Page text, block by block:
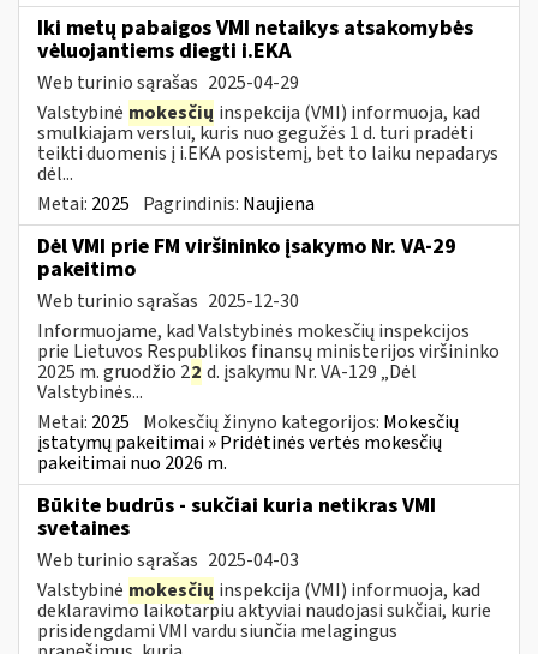
Iki metų pabaigos VMI netaikys atsakomybės
vėluojantiems diegti i.EKA
Web turinio sąrašas 2025-04-29
Valstybinė mokesčių inspekcija (VMI) informuoja, kad
smulkiajam verslui, kuris nuo gegužės 1 d. turi pradėti
teikti duomenis į i.EKA posistemį, bet to laiku nepadarys
dėl...
Metai: 2025 Pagrindinis: Naujiena
Dėl VMI prie FM viršininko įsakymo Nr. VA-29
pakeitimo
Web turinio sąrašas 2025-12-30
Informuojame, kad Valstybinės mokesčių inspekcijos
prie Lietuvos Respublikos finansų ministerijos viršininko
2025 m. gruodžio 22 d. įsakymu Nr. VA-129 „Dėl
Valstybinės...
Metai: 2025 Mokesčių žinyno kategorijos: Mokesčių
įstatymų pakeitimai » Pridėtinės vertės mokesčių
pakeitimai nuo 2026 m.
Būkite budrūs - sukčiai kuria netikras VMI
svetaines
Web turinio sąrašas 2025-04-03
Valstybinė mokesčių inspekcija (VMI) informuoja, kad
deklaravimo laikotarpiu aktyviai naudojasi sukčiai, kurie
prisidengdami VMI vardu siunčia melagingus